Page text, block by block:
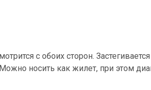
с обоих сторон.
носить как жилет, при этом